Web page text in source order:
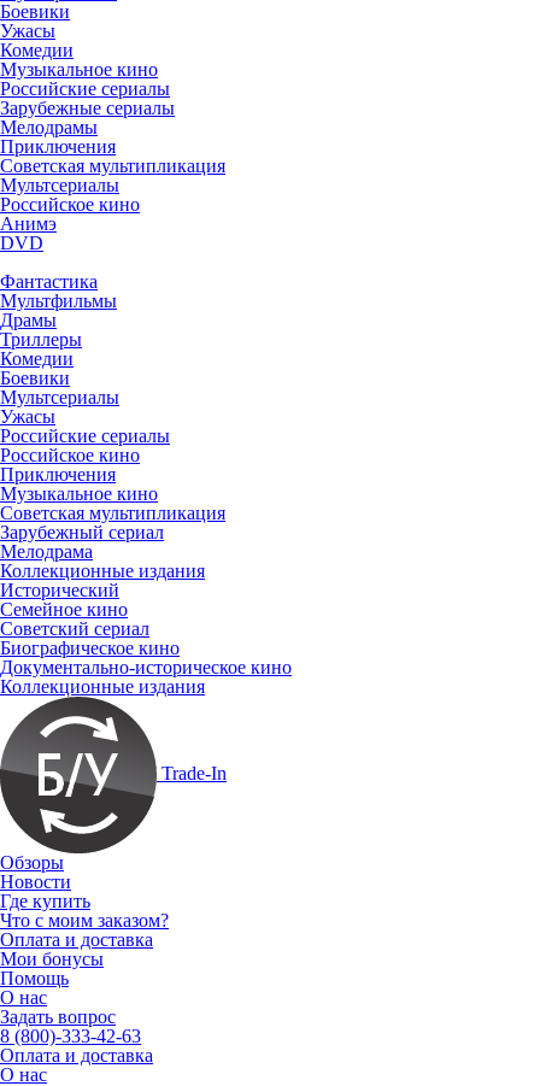
Боевики
Ужасы
Комедии
Музыкальное кино
Российские сериалы
Зарубежные сериалы
Мелодрамы
Приключения
Советская мультипликация
Мультсериалы
Российское кино
Анимэ
DVD
Фантастика
Мультфильмы
Драмы
Триллеры
Комедии
Боевики
Мультсериалы
Ужасы
Российские сериалы
Российское кино
Приключения
Музыкальное кино
Советская мультипликация
Зарубежный сериал
Мелодрама
Коллекционные издания
Исторический
Семейное кино
Советский сериал
Биографическое кино
Документально-историческое кино
Коллекционные издания
Trade-In
Обзоры
Новости
Где купить
Что с моим заказом?
Оплата и доставка
Мои бонусы
Помощь
О нас
Задать вопрос
8 (800)-333-42-63
Оплата и доставка
О нас